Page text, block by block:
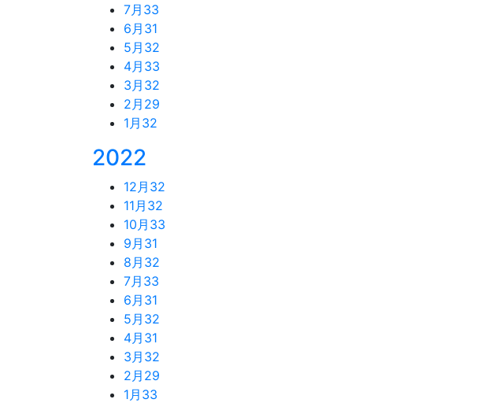
7月 33
6月 31
5月 32
4月 33
3月 32
2月 29
1月 32
2022
12月 32
11月 32
10月 33
9月 31
8月 32
7月 33
6月 31
5月 32
4月 31
3月 32
2月 29
1月 33